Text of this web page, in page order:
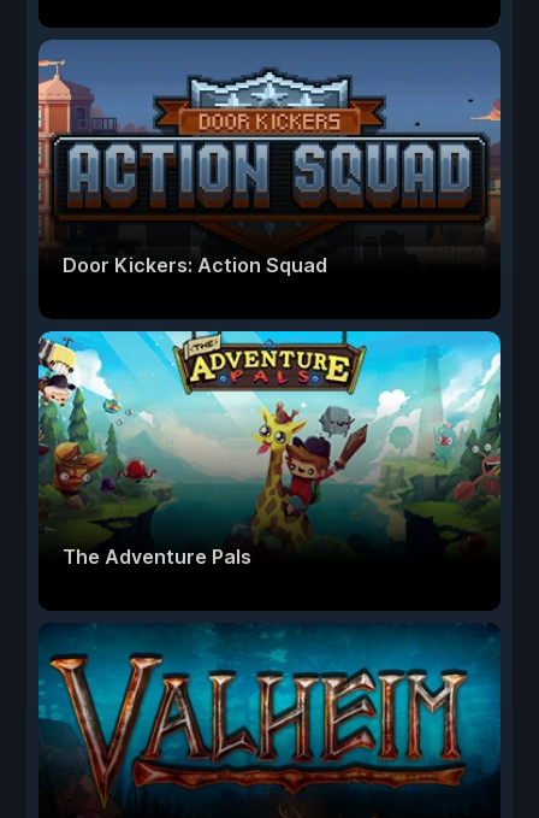
Door Kickers: Action Squad
The Adventure Pals